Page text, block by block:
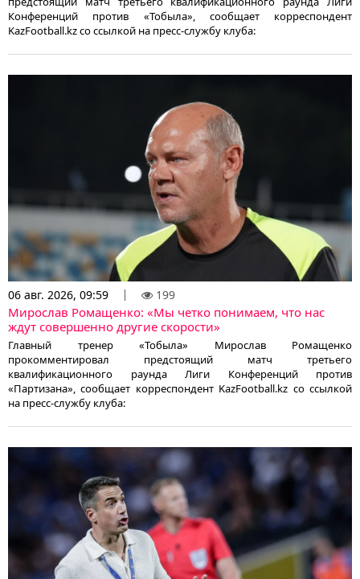
Конференций против «Тобыла», сообщает корреспондент
KazFootball.kz со ссылкой на пресс-службу клуба:
06 авг. 2026, 09:59 199
Мирослав Ромащенко: «Мы четко понимаем, что нас
ждут совершенно другие скорости»
Главный тренер «Тобыла» Мирослав Ромащенко
прокомментировал предстоящий матч третьего
квалификационного раунда Лиги Конференций против
«Партизана», сообщает корреспондент KazFootball.kz со ссылкой
на пресс-службу клуба: